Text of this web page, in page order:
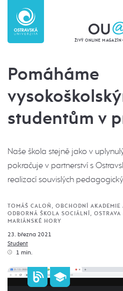
ŽIVÝ ONLINE MAGAZÍN
Pomáháme
studentům v
Naše škola stejně jako v
pokračuje v partnerství s
realizací souvislých
TOMÁŠ CALOŇ, OBCHODNÍ AKADEMIE
ODBORNÁ ŠKOLA SOCIÁLNÍ, OSTRAVA
MARIÁNSKÉ HORY
23. března 2021
Student
1 min.